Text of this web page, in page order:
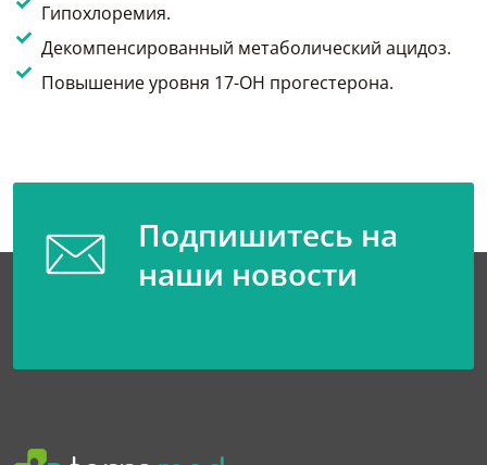
Гипохлоремия.
Декомпенсированный метаболический ацидоз.
Повышение уровня 17-ОН прогестерона.
Подпишитесь на
наши новости